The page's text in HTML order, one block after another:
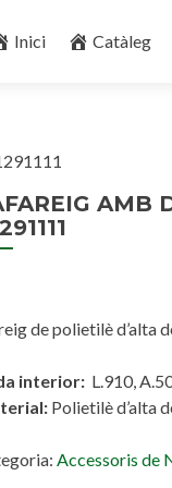
Inici Catàleg
AMB
de polietilè d’alta
interior: L.910,
Polietilè d’alta
Accessoris de